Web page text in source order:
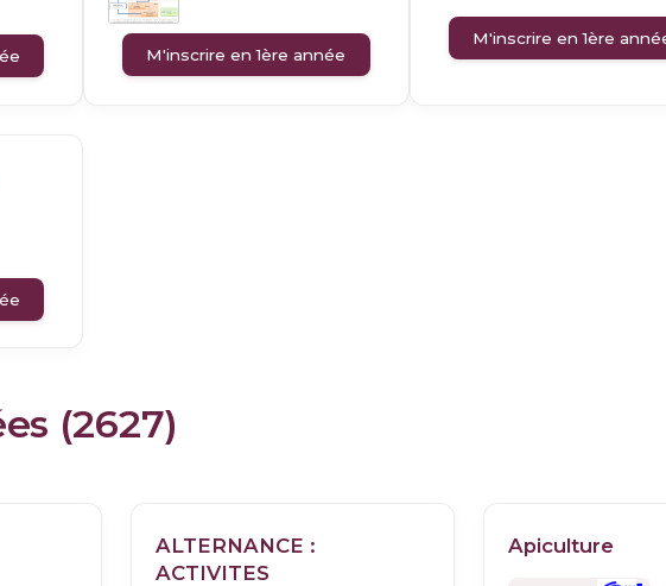
M'inscrire en 1ère année
M'inscrire en 1ère
(2627)
ALTERNANCE :
ACTIVITES
Apiculture